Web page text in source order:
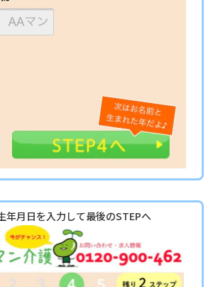
年月日を入力して最後のSTEPへ